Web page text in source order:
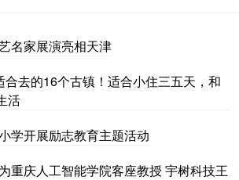
名家展演亮相天津
去的16个古镇！适合小住三五天，和
活
学开展励志教育主题活动
重庆人工智能学院客座教授 宇树科技王